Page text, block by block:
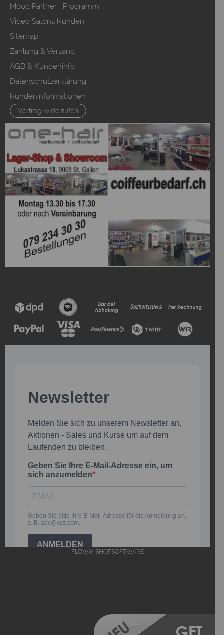
Mood Partner Programm
Video Salons Kunden
Sitemap
Zahlung & Versand
AGB & Kundeninfo
Datenschutzerklärung
Kundeninformationen
Vertrag widerrufen
FLOW® SHOPSOFTWARE